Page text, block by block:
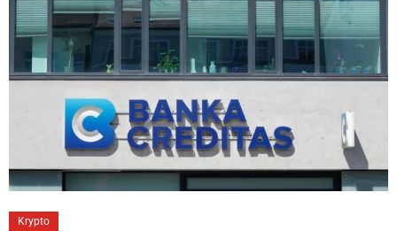
Krypto